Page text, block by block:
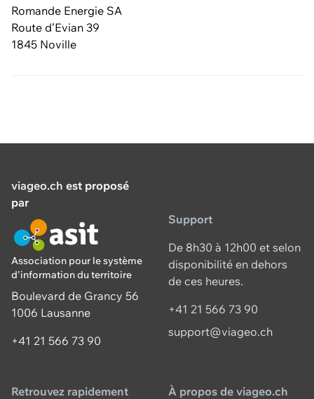
Romande Energie SA
Route d’Evian 39
1845 Noville
viageo.ch est proposé
par
Association pour le système
d'information du territoire
Boulevard de Grancy 56
1006 Lausanne
+41 21 566 73 90
Support
De 8h30 à 12h00 et selon
disponibilité en dehors
de ces heures.
+41 21 566 73 90
support@viageo.ch
Retrouvez rapidement À propos de viageo.ch